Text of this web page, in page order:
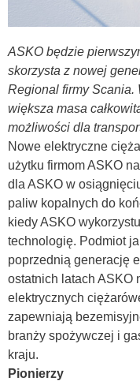
ASKO będzie
skorzysta z nowej
Regional firmy Scania.
większa masa
możliwości dla
Nowe elektryczne
użytku firmom ASKO
dla ASKO w
paliw kopalnych do
kiedy ASKO
technologię. Podmiot
poprzednią generację
ostatnich latach ASKO
elektrycznych
zapewniają
branży spożywczej i
kraju.
Pionierzy